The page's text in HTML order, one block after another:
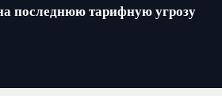
последнюю тарифную угрозу